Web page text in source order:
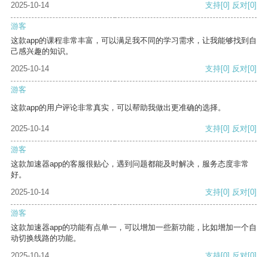
2025-10-14
支持[0] 反对[0]
游客
这款app的课程非常丰富，可以满足我不同的学习需求，让我能够找到自
己感兴趣的知识。
2025-10-14
支持[0] 反对[0]
游客
这款app的用户评论非常真实，可以帮助我做出更准确的选择。
2025-10-14 支持[0] 反对[0]
游客
这款加速器app的客服很贴心，遇到问题都能及时解决，服务态度非常
好。
2025-10-14
支持[0] 反对[0]
游客
这款加速器app的功能有点单一，可以增加一些新功能，比如增加一个自
动切换线路的功能。